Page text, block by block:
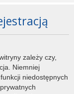
zależy czy,
Niemniej
niedostępnych